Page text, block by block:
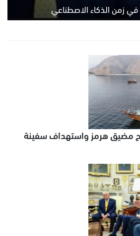
في زمن الذكاء الاصطناعي
مضيق هرمز واستهداف سفينة